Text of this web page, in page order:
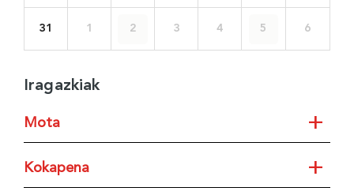
31 1 2 3 4 5 6
Iragazkiak
Mota +
Ekitaldi guztiak
Kokapena +